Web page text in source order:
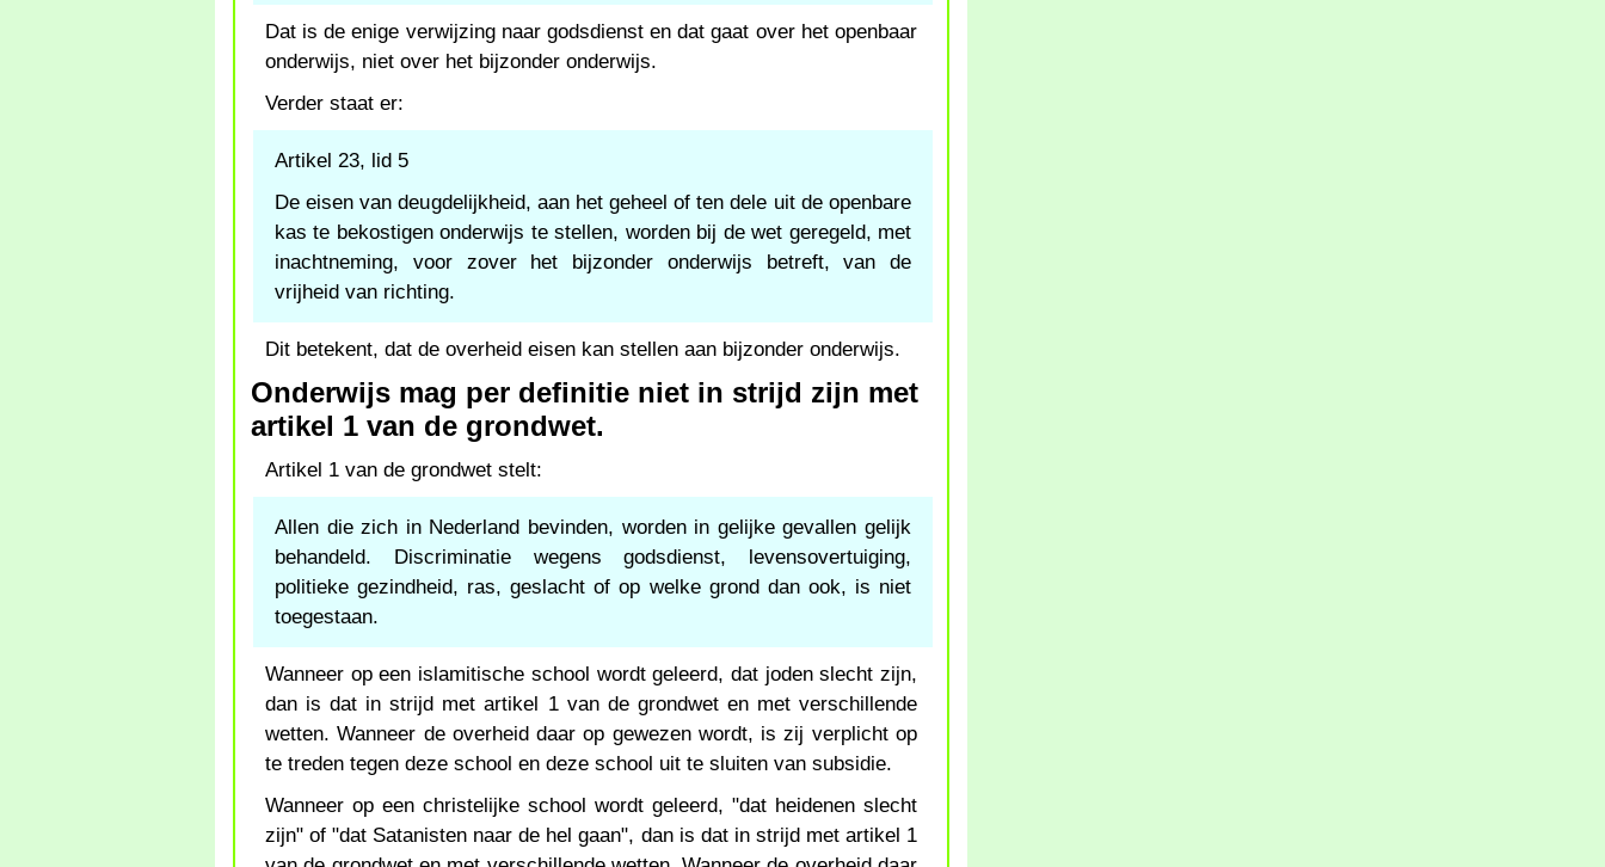
Dat is de enige verwijzing naar godsdienst en dat gaat over het openbaar
onderwijs, niet over het bijzonder onderwijs.
Verder staat er:
Artikel 23, lid 5
De eisen van deugdelijkheid, aan het geheel of ten dele uit de openbare
kas te bekostigen onderwijs te stellen, worden bij de wet geregeld, met
inachtneming, voor zover het bijzonder onderwijs betreft, van de
vrijheid van richting.
Dit betekent, dat de overheid eisen kan stellen aan bijzonder onderwijs.
Onderwijs mag per definitie niet in strijd zijn met
artikel 1 van de grondwet.
Artikel 1 van de grondwet stelt:
Allen die zich in Nederland bevinden, worden in gelijke gevallen gelijk
behandeld. Discriminatie wegens godsdienst, levensovertuiging,
politieke gezindheid, ras, geslacht of op welke grond dan ook, is niet
toegestaan.
Wanneer op een islamitische school wordt geleerd, dat joden slecht zijn,
dan is dat in strijd met artikel 1 van de grondwet en met verschillende
wetten. Wanneer de overheid daar op gewezen wordt, is zij verplicht op
te treden tegen deze school en deze school uit te sluiten van subsidie.
Wanneer op een christelijke school wordt geleerd, "dat heidenen slecht
zijn" of "dat Satanisten naar de hel gaan", dan is dat in strijd met artikel 1